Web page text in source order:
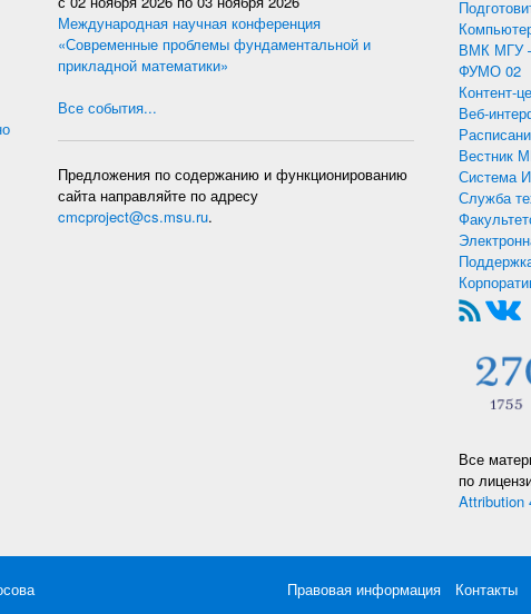
Международная научная конференция
«Современные проблемы фундаментальной и
прикладной математики»
Все события...
Предложения по содержанию и функционированию
сайта направляйте по адресу
cmcproject@cs.msu.ru.
ВМК МГУ
ФУМО 02
Контент-
Веб-
Вестник
Система
Служба
Все
по
Attribution
Правовая информация Контакты